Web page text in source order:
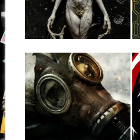
Même si tu ne le connaissais
pas avant, il suffit d’une...
21.02.21
PRODUCT OF
HATE : YOU
BROUGHT THIS
WAR
C’est en territoire power
▶